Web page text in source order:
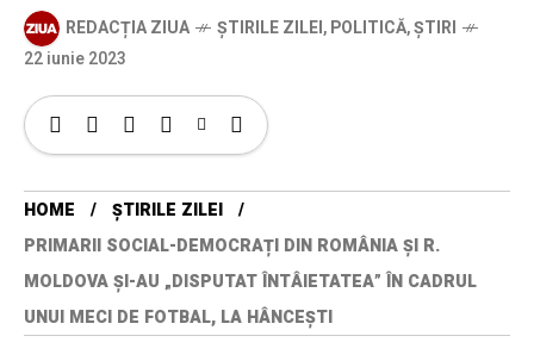
REDACȚIA ZIUA ȘTIRILE ZILEI,POLITICĂ,ȘTIRI
22 iunie 2023
HOME
ȘTIRILE ZILEI
PRIMARII SOCIAL-DEMOCRAȚI DIN ROMÂNIA ȘI R.
MOLDOVA ȘI-AU „DISPUTAT ÎNTÂIETATEA” ÎN CADRUL
UNUI MECI DE FOTBAL, LA HÂNCEȘTI